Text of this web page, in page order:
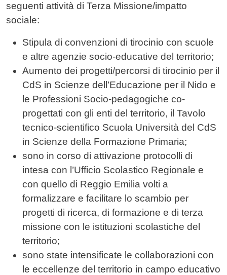
seguenti attività di Terza Missione/impatto
sociale:
Stipula di convenzioni di tirocinio con scuole
e altre agenzie socio-educative del territorio;
Aumento dei progetti/percorsi di tirocinio per il
CdS in Scienze dell’Educazione per il Nido e
le Professioni Socio-pedagogiche co-
progettati con gli enti del territorio, il Tavolo
tecnico-scientifico Scuola Università del CdS
in Scienze della Formazione Primaria;
sono in corso di attivazione protocolli di
intesa con l’Ufficio Scolastico Regionale e
con quello di Reggio Emilia volti a
formalizzare e facilitare lo scambio per
progetti di ricerca, di formazione e di terza
missione con le istituzioni scolastiche del
territorio;
sono state intensificate le collaborazioni con
le eccellenze del territorio in campo educativo